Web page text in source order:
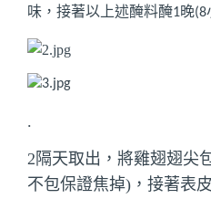
味，接著以上述醃料醃1晚(8
.
2隔天取出，將雞翅翅尖
不包保證焦掉)，接著表